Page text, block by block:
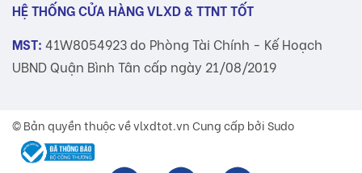
HỆ THỐNG CỬA HÀNG VLXD & TTNT TỐT
MST: 41W8054923 do Phòng Tài Chính - Kế Hoạch
UBND Quận Bình Tân cấp ngày 21/08/2019
© Bản quyền thuộc vềvlxdtot.vnCung cấp bởi Sudo